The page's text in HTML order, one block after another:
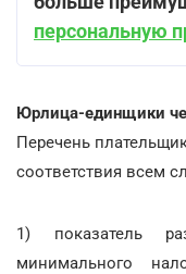
персональную
Юрлица-единщики
Перечень
соответствия всем
1) показатель
минимального